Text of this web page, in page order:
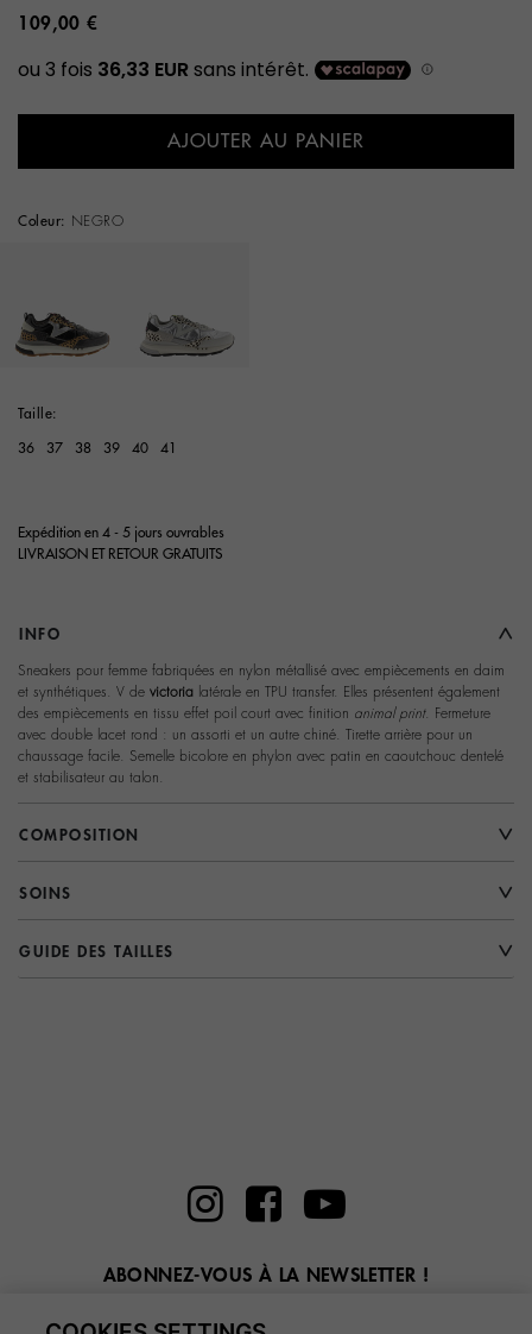
109,00 €
AJOUTER AU PANIER
Coleur: NEGRO
Taille:
36 37 38 39 40 41
Expédition en 4 - 5 jours ouvrables
LIVRAISON ET RETOUR GRATUITS
INFO
Sneakers pour femme fabriquées en nylon métallisé avec empiècements en daim
et synthétiques. V de victoria latérale en TPU transfer. Elles présentent également
des empiècements en tissu effet poil court avec finition animal print. Fermeture
avec double lacet rond : un assorti et un autre chiné. Tirette arrière pour un
chaussage facile. Semelle bicolore en phylon avec patin en caoutchouc dentelé
et stabilisateur au talon.
COMPOSITION
SOINS
GUIDE DES TAILLES
ABONNEZ-VOUS À LA NEWSLETTER !